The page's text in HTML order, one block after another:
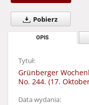
Pobierz
OPIS
Tytuł:
Grünberger
No. 244. (17.
Data wydania: